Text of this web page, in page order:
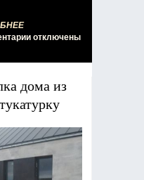
к
Суботица
отключены
дома из